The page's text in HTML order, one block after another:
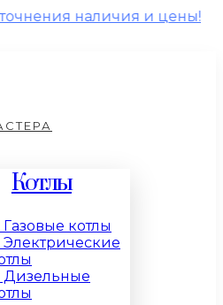
наличия и цены!
Котлы
Газовые котлы
Электрические
Дизельные